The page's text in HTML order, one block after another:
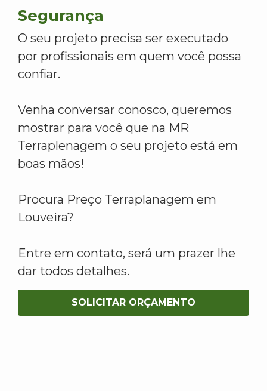
Segurança
O seu projeto precisa ser executado
por profissionais em quem você possa
confiar.
Venha conversar conosco, queremos
mostrar para você que na MR
Terraplenagem o seu projeto está em
boas mãos!
Procura Preço Terraplanagem em
Louveira?
Entre em contato, será um prazer lhe
dar todos detalhes.
SOLICITAR ORÇAMENTO